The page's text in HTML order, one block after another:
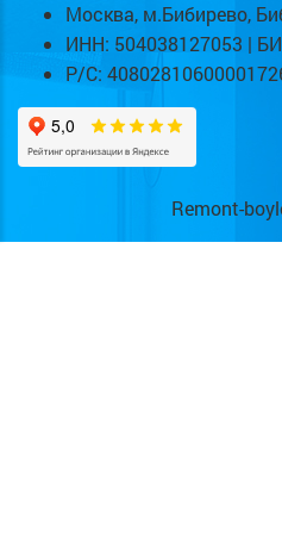
Москва, м.Бибирево,
ИНН: 504038127053 |
Р/С:
Remont-